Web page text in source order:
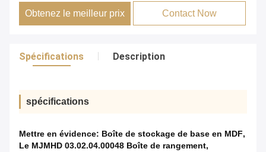
Obtenez le meilleur prix Contact Now
Spécifications Description
spécifications
Mettre en évidence: Boîte de stockage de base en MDF,
Le MJMHD 03.02.04.00048 Boîte de rangement,